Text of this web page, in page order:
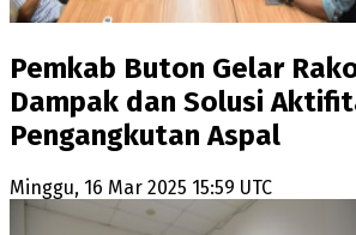
Pemkab Buton Gelar
Dampak dan Solusi
Pengangkutan Aspal
Minggu, 16 Mar 2025 15:59 UTC